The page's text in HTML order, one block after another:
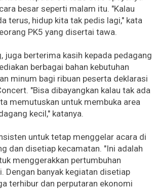
besar seperti malam itu. "Kalau
terus, hidup kita tak pedis lagi," kata
PK5 yang disertai tawa.
juga berterima kasih kepada pedagang
berbagai bahan kebutuhan
minum bagi ribuan peserta deklarasi
"Bisa dibayangkan kalau tak ada
memutuskan untuk membuka area
kecil," katanya.
untuk tetap menggelar acara di
dan disetiap kecamatan. "Ini adalah
menggerakkan pertumbuhan
Dengan banyak kegiatan disetiap
terhibur dan perputaran ekonomi